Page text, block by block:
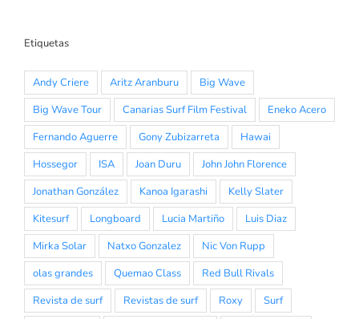
Etiquetas
Andy Criere Aritz Aranburu
Big Wave
Big Wave Tour
Canarias Surf Film Festival
Eneko Acero
Fernando Aguerre
Gony Zubizarreta
Hawai
Hossegor
ISA Joan Duru
John John Florence
Jonathan González
Kanoa Igarashi
Kelly Slater
Kitesurf
Longboard Lucia Martiño
Luis Diaz
Mirka Solar
Natxo Gonzalez
Nic Von Rupp
olas grandes
Quemao Class
Red Bull Rivals
Revista de surf
Revistas de surf Roxy
Surf